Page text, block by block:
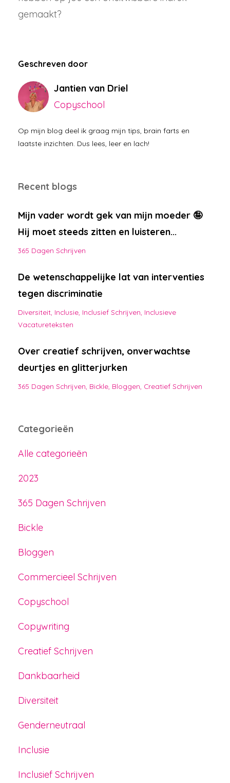
gemaakt?
Geschreven door
Jantien van Driel
Copyschool
Op mijn blog deel ik graag mijn tips, brain farts en
laatste inzichten. Dus lees, leer en lach!
Recent blogs
Mijn vader wordt gek van mijn moeder 🤪
Hij moet steeds zitten en luisteren...
365 Dagen Schrijven
De wetenschappelijke lat van interventies
tegen discriminatie
Diversiteit Inclusie Inclusief Schrijven Inclusieve
Vacatureteksten
Over creatief schrijven, onverwachtse
deurtjes en glitterjurken
365 Dagen Schrijven Bickle Bloggen Creatief Schrijven
Categorieën
Alle categorieën
2023
365 Dagen Schrijven
Bickle
Bloggen
Commercieel Schrijven
Copyschool
Copywriting
Creatief Schrijven
Dankbaarheid
Diversiteit
Genderneutraal
Inclusie
Inclusief Schrijven